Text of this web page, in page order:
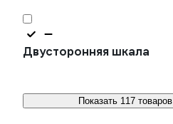
Двусторонняя шкала
Показать 117 товаров